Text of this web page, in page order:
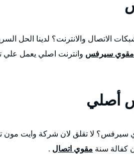
الاتصال والانترنت؟ لدينا الحل
سيرفس وانترنت اصلي يعمل علي
أصلي
لا تقلق لان شركة وايت
سنة مقوي اتصال .